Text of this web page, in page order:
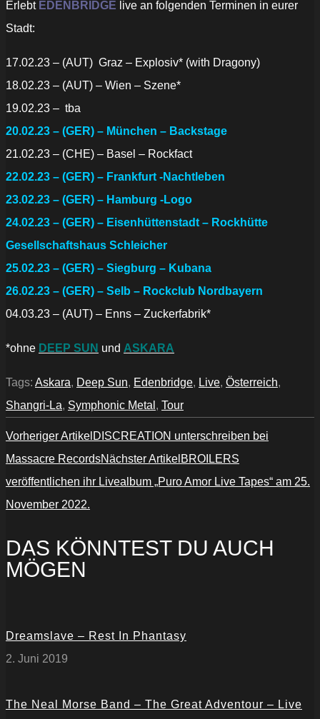
Erlebt EDENBRIDGE live an folgenden Terminen in eurer
Stadt:
17.02.23 – (AUT) Graz – Explosiv* (with Dragony)
18.02.23 – (AUT) – Wien – Szene*
19.02.23 – tba
20.02.23 – (GER) – München – Backstage
21.02.23 – (CHE) – Basel – Rockfact
22.02.23 – (GER) – Frankfurt -Nachtleben
23.02.23 – (GER) – Hamburg -Logo
24.02.23 – (GER) – Eisenhüttenstadt – Rockhütte
Gesellschaftshaus Schleicher
25.02.23 – (GER) – Siegburg – Kubana
26.02.23 – (GER) – Selb – Rockclub Nordbayern
04.03.23 – (AUT) – Enns – Zuckerfabrik*
*ohne DEEP SUN und ASKARA
Tags: Askara, Deep Sun, Edenbridge, Live, Österreich,
Shangri-La, Symphonic Metal , Tour
Vorheriger Artikel DISCREATION unterschreiben bei
Massacre RecordsNächster Artikel BROILERS
veröffentlichen ihr Livealbum „Puro Amor Live Tapes“ am 25.
November 2022.
DAS KÖNNTEST DU AUCH
MÖGEN
Dreamslave – Rest In Phantasy
2. Juni 2019
The Neal Morse Band – The Great Adventour – Live